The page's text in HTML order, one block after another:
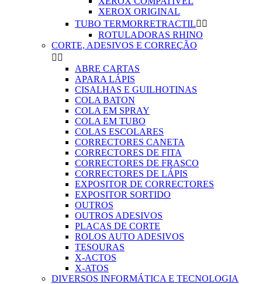
XEROX ORIGINAL
TUBO TERMORRETRACTIL 
ROTULADORAS RHINO
CORTE, ADESIVOS E CORREÇÃO
 
ABRE CARTAS
APARA LÁPIS
CISALHAS E GUILHOTINAS
COLA BATON
COLA EM SPRAY
COLA EM TUBO
COLAS ESCOLARES
CORRECTORES CANETA
CORRECTORES DE FITA
CORRECTORES DE FRASCO
CORRECTORES DE LÁPIS
EXPOSITOR DE CORRECTORES
EXPOSITOR SORTIDO
OUTROS
OUTROS ADESIVOS
PLACAS DE CORTE
ROLOS AUTO ADESIVOS
TESOURAS
X-ACTOS
X-ATOS
DIVERSOS INFORMÁTICA E TECNOLOGIA